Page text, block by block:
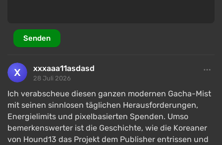
Senden
xxxaaa11asdasd
28 Juli 2026
Ich verabscheue diesen ganzen modernen Gacha-Mist
mit seinen sinnlosen täglichen Herausforderungen,
Energielimits und pixelbasierten Spenden. Umso
bemerkenswerter ist die Geschichte, wie die Koreaner
von Hound13 das Projekt dem Publisher entrissen und